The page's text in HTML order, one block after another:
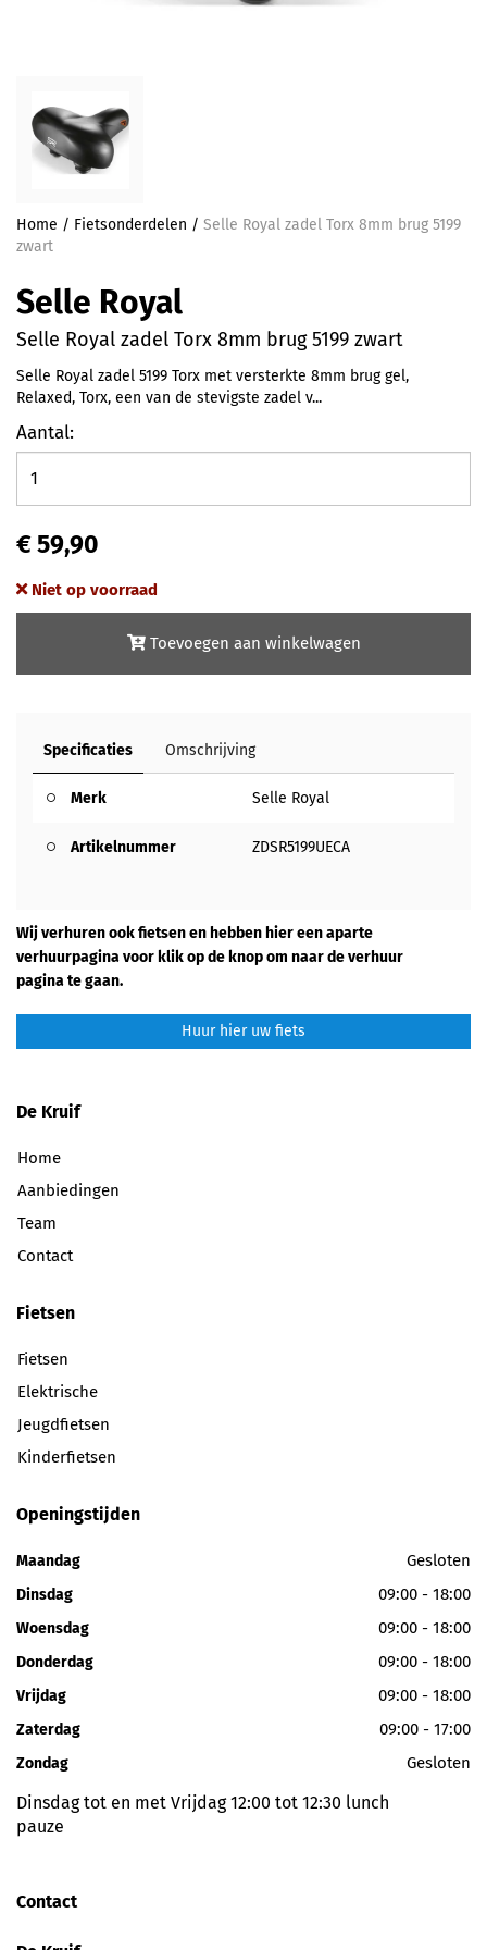
Home / Fietsonderdelen / Selle Royal zadel Torx 8mm brug 5199
zwart
Selle Royal
Selle Royal zadel Torx 8mm brug 5199 zwart
Selle Royal zadel 5199 Torx met versterkte 8mm brug gel,
Relaxed, Torx, een van de stevigste zadel v...
Aantal:
€ 59,90
Niet op voorraad
Toevoegen aan winkelwagen
Specificaties Omschrijving
Merk Selle Royal
Artikelnummer ZDSR5199UECA
Wij verhuren ook fietsen en hebben hier een aparte
verhuurpagina voor klik op de knop om naar de verhuur
pagina te gaan.
Huur hier uw fiets
De Kruif
Home
Aanbiedingen
Team
Contact
Fietsen
Fietsen
Elektrische
Jeugdfietsen
Kinderfietsen
Openingstijden
Maandag Gesloten
Dinsdag 09:00 - 18:00
Woensdag 09:00 - 18:00
Donderdag 09:00 - 18:00
Vrijdag 09:00 - 18:00
Zaterdag 09:00 - 17:00
Zondag Gesloten
Dinsdag tot en met Vrijdag 12:00 tot 12:30 lunch
pauze
Contact